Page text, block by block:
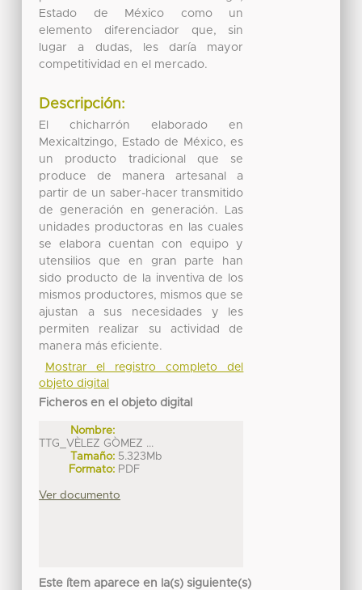
Estado de México como un
elemento diferenciador que, sin
lugar a dudas, les daría mayor
competitividad en el mercado.
Descripción:
El chicharrón elaborado en
Mexicaltzingo, Estado de México, es
un producto tradicional que se
produce de manera artesanal a
partir de un saber-hacer transmitido
de generación en generación. Las
unidades productoras en las cuales
se elabora cuentan con equipo y
utensilios que en gran parte han
sido producto de la inventiva de los
mismos productores, mismos que se
ajustan a sus necesidades y les
permiten realizar su actividad de
manera más eficiente.
Mostrar el registro completo del
objeto digital
Ficheros en el objeto digital
Nombre:
TTG_VÈLEZ GÒMEZ ...
Tamaño: 5.323Mb
Formato: PDF
Ver documento
Este ítem aparece en la(s) siguiente(s)